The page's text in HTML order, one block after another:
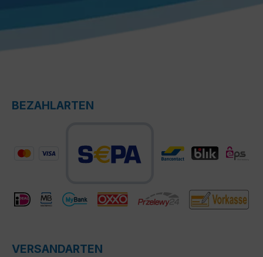
BEZAHLARTEN
VERSANDARTEN